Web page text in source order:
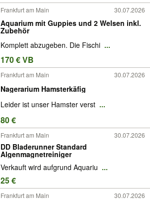
Frankfurt am Main 30.07.2026
Aquarium mit Guppies und 2 Welsen inkl.
Zubehör
Komplett abzugeben. Die Fischi ...
170 € VB
Frankfurt am Main 30.07.2026
Nagerarium Hamsterkäfig
Leider ist unser Hamster verst ...
80 €
Frankfurt am Main 30.07.2026
DD Bladerunner Standard
Algenmagnetreiniger
Verkauft wird aufgrund Aquariu ...
25 €
Frankfurt am Main 30.07.2026